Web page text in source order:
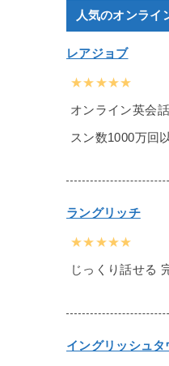
人気のオンライ
レアジョブ
★★★★★
オンライン英会
スン数1000万回
ラングリッチ
★★★★★
じっくり話せる
イングリッシュタ